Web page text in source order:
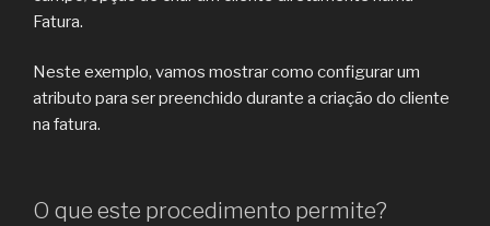
Fatura.
Neste exemplo, vamos mostrar como configurar um
atributo para ser preenchido durante a criação do cliente
na fatura.
O que este procedimento permite?